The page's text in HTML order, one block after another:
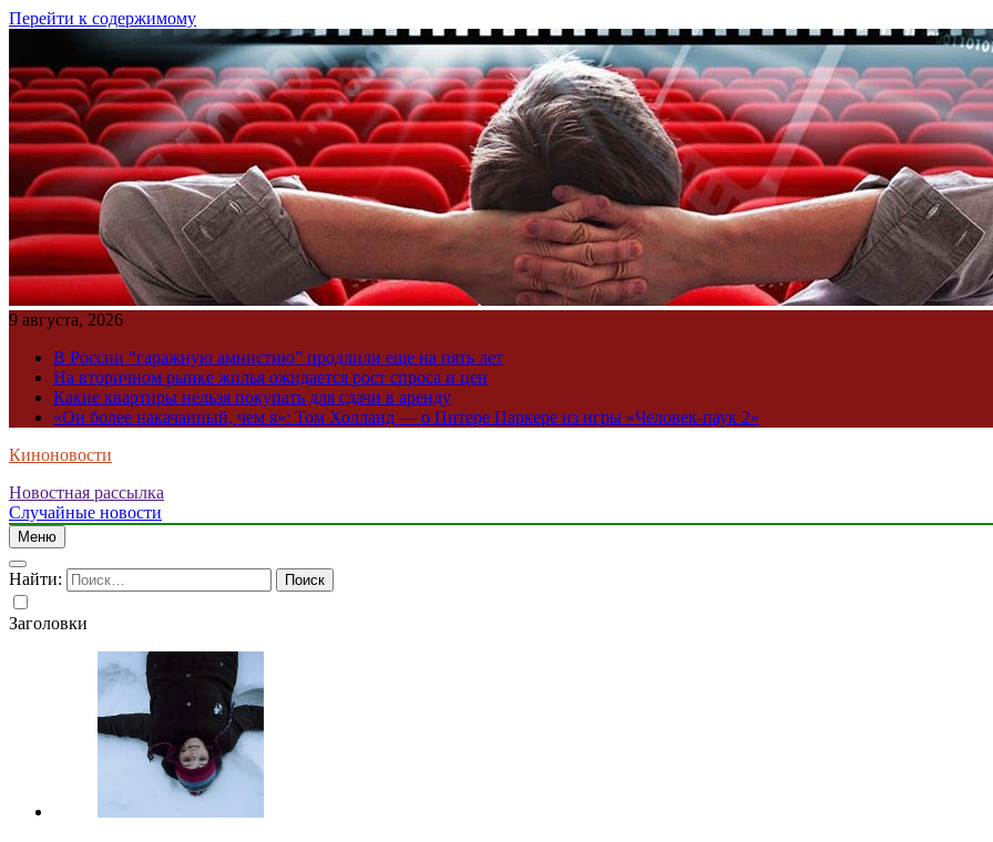
Перейти к содержимому
9 августа, 2026
В России “гаражную амнистию” продлили еще на пять лет
На вторичном рынке жилья ожидается рост спроса и цен
Какие квартиры нельзя покупать для сдачи в аренду
«Он более накачанный, чем я»: Том Холланд — о Питере Паркере из игры «Человек-паук 2»
Киноновости
Новостная рассылка
Случайные новости
Меню
Найти:
Заголовки